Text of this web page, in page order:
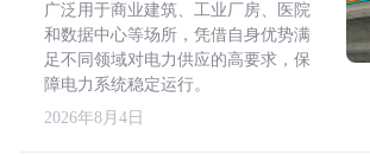
广泛用于商业建筑、工业厂房、医院
和数据中心等场所，凭借自身优势满
足不同领域对电力供应的高要求，保
障电力系统稳定运行。
2026年8月4日